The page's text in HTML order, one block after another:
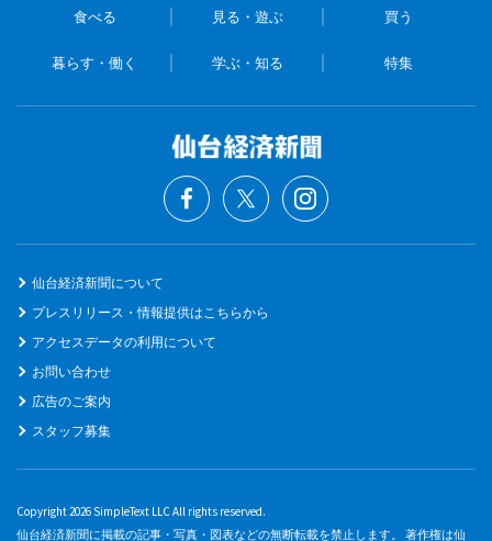
食べる 見る・遊ぶ 買う
暮らす・働く 学ぶ・知る 特集
仙台経済新聞について
プレスリリース・情報提供はこちらから
アクセスデータの利用について
お問い合わせ
広告のご案内
スタッフ募集
Copyright 2026 SimpleText LLC All rights reserved.
仙台経済新聞に掲載の記事・写真・図表などの無断転載を禁止します。 著作権は仙